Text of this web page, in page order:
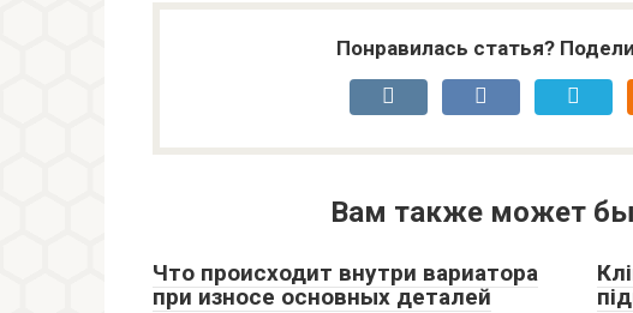
Понравилась статья?
Вам также может
Что происходит внутри вариатора
при износе основных деталей